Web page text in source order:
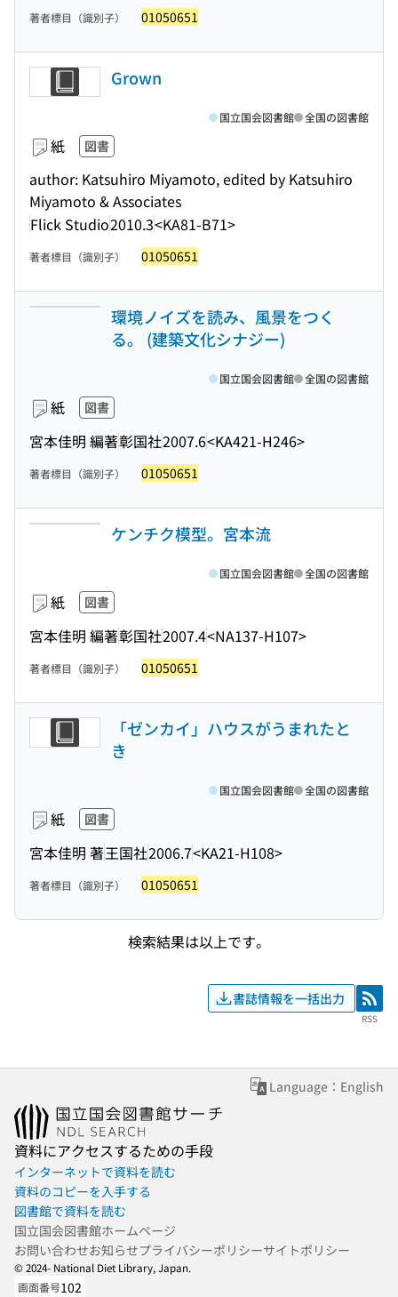
著者標目（識別子） 01050651
Grown
紙 図書
author: Katsuhiro Miyamoto, edited by Katsuhiro
Miyamoto & Associates
Flick Studio2010.3<KA81-B71>
国立国会図書館 全国の図書館
著者標目（識別子） 01050651
環境ノイズを読み、風景をつく
る。 (建築文化シナジー)
紙 図書
宮本佳明 編著彰国社2007.6<KA421-H246>
国立国会図書館 全国の図書館
著者標目（識別子） 01050651
ケンチク模型。宮本流
紙 図書
宮本佳明 編著彰国社2007.4<NA137-H107>
国立国会図書館 全国の図書館
著者標目（識別子） 01050651
「ゼンカイ」ハウスがうまれたと
き
紙 図書
宮本佳明 著王国社2006.7<KA21-H108>
国立国会図書館 全国の図書館
著者標目（識別子） 01050651
検索結果は以上です。
書誌情報を一括出力 RSS
RSS
Language：English
資料にアクセスするための手段
インターネットで資料を読む
資料のコピーを入手する
図書館で資料を読む
国立国会図書館ホームページ
お問い合わせお知らせプライバシーポリシーサイトポリシー
© 2024- National Diet Library, Japan.
画面番号102